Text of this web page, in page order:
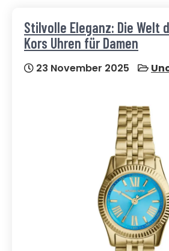
Stilvolle Eleganz: Die Welt
Kors Uhren für Damen
23 November 2025